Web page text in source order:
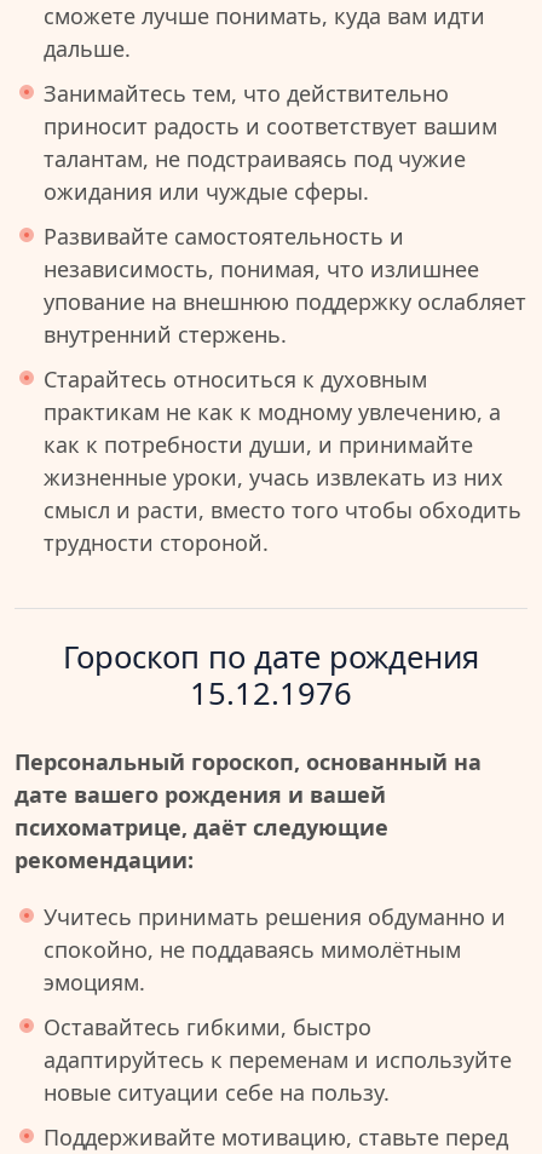
сможете лучше понимать, куда вам идти
дальше.
Занимайтесь тем, что действительно
приносит радость и соответствует вашим
талантам, не подстраиваясь под чужие
ожидания или чуждые сферы.
Развивайте самостоятельность и
независимость, понимая, что излишнее
упование на внешнюю поддержку ослабляет
внутренний стержень.
Старайтесь относиться к духовным
практикам не как к модному увлечению, а
как к потребности души, и принимайте
жизненные уроки, учась извлекать из них
смысл и расти, вместо того чтобы обходить
трудности стороной.
Гороскоп по дате рождения
15.12.1976
Персональный гороскоп, основанный на
дате вашего рождения и вашей
психоматрице, даёт следующие
рекомендации:
Учитесь принимать решения обдуманно и
спокойно, не поддаваясь мимолётным
эмоциям.
Оставайтесь гибкими, быстро
адаптируйтесь к переменам и используйте
новые ситуации себе на пользу.
Поддерживайте мотивацию, ставьте перед